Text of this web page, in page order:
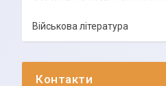
Військова література